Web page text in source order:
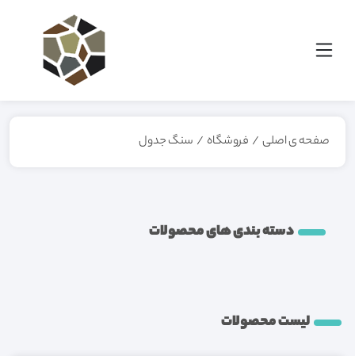
صفحه ی اصلی / فروشگاه / سنگ جدول
دسته بندی های محصولات
لیست محصولات